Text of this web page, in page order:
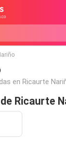
en Ricaurte
Ricaurte